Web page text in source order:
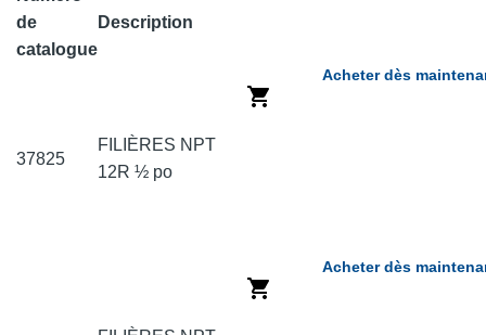
de
catalogue
Description
37825
FILIÈRES NPT
12R ½ po
Acheter dès
Acheter dès